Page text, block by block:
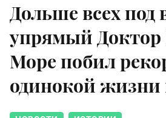
Дольше всех под
упрямый Доктор
Море побил
одинокой жизни